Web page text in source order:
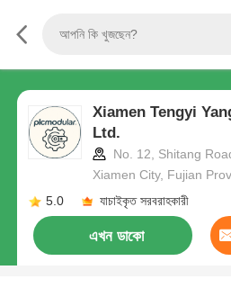
Xiamen Tengyi
Ltd.
No. 12, Shitang
Xiamen City, Fujian
5.0
যাচাইকৃত সরবরাহকারী
এখন ডাকো